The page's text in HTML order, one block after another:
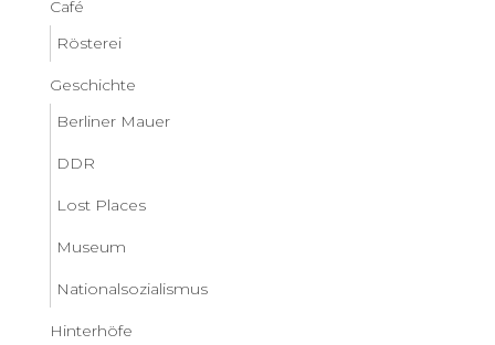
Café
Rösterei
Geschichte
Berliner Mauer
DDR
Lost Places
Museum
Nationalsozialismus
Hinterhöfe